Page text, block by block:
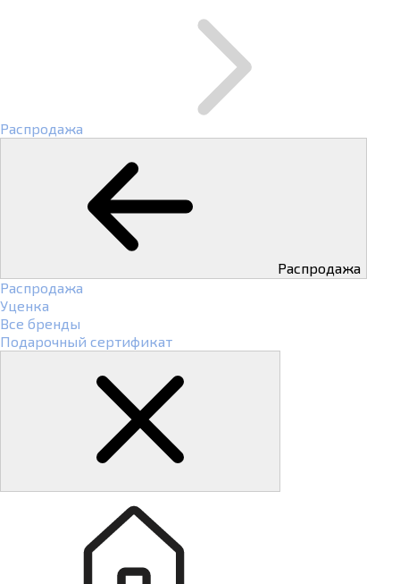
Распродажа
Распродажа
Распродажа
Уценка
Все бренды
Подарочный сертификат